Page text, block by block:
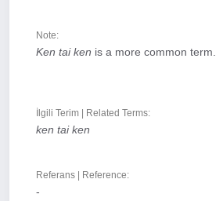
Note:
Ken tai ken is a more common term.
İlgili Terim | Related Terms:
ken tai ken
Referans | Reference:
-